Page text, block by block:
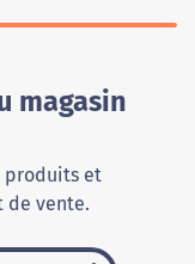
magasin
produits et
de vente.